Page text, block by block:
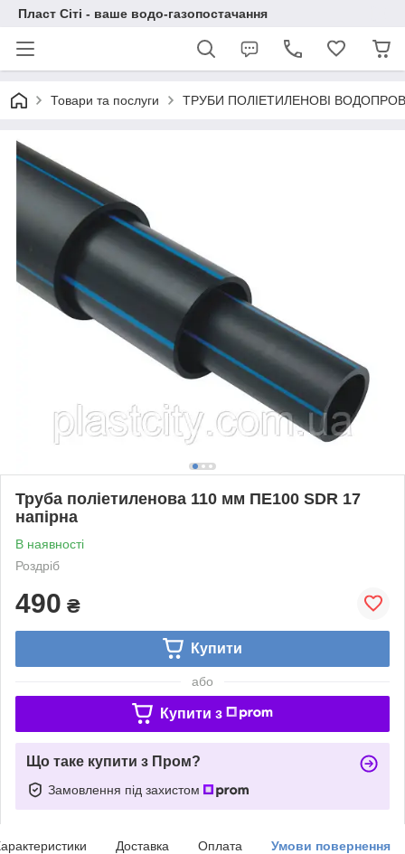
Пласт Сіті - ваше водо-газопостачання
Товари та послуги ТРУБИ ПОЛІЕТИЛЕНОВІ
Труба поліетиленова 110 мм ПЕ100 SDR 17
напірна
В наявності
Роздріб
490 ₴
Купити
або
Купити з
Що таке купити з Пром?
Замовлення під захистом
Доставка Оплата Умови повернення